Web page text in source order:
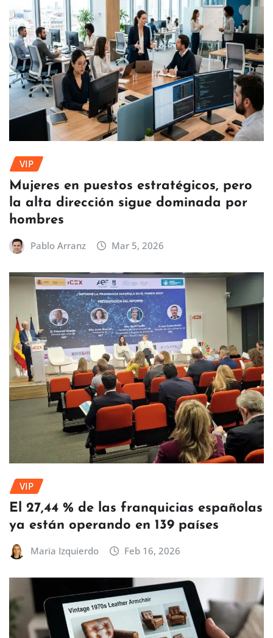
VIP
Mujeres en puestos estratégicos, pero
la alta dirección sigue dominada por
hombres
Pablo Arranz Mar 5, 2026
VIP
El 27,44 % de las franquicias españolas
ya están operando en 139 países
Maria Izquierdo Feb 16, 2026